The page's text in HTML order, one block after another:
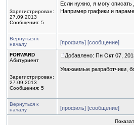
Зарегистрирован:
27.09.2013
Сообщения: 5
Если нужно, я могу
Например графики и
Вернуться к
началу
[профиль] [сообщение]
FORWARD
Абитуриент
Зарегистрирован:
27.09.2013
Сообщения: 5
Добавлено: Пн Окт 07,
Уважаемые разработчики,
Вернуться к
началу
[профиль] [сообщение]